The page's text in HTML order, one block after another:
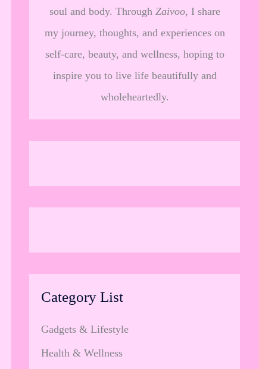
soul and body. Through Zaivoo, I share
my journey, thoughts, and experiences on
self-care, beauty, and wellness, hoping to
inspire you to live life beautifully and
wholeheartedly.
Category List
Gadgets & Lifestyle
Health & Wellness